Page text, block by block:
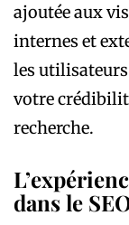
ajoutée aux
internes et
les
votre
recherche.
dans le